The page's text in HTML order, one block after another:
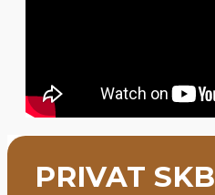
PRIVAT SKB